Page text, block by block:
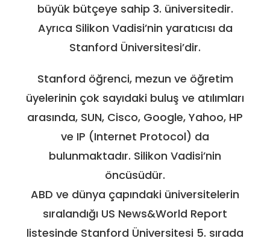
büyük bütçeye sahip 3. üniversitedir.
Ayrıca Silikon Vadisi’nin yaratıcısı da
Stanford Üniversitesi’dir.
Stanford öğrenci, mezun ve öğretim
üyelerinin çok sayıdaki buluş ve atılımları
arasında, SUN, Cisco, Google, Yahoo, HP
ve IP (Internet Protocol) da
bulunmaktadır. Silikon Vadisi’nin
öncüsüdür.
ABD ve dünya çapındaki üniversitelerin
sıralandığı US News&World Report
listesinde Stanford Üniversitesi 5. sırada